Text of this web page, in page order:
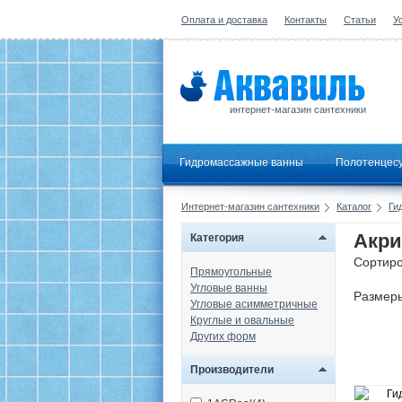
Оплата и доставка Контакты Статьи
интернет-магазин сантехники
Гидромассажные ванны
Интернет-магазин сантехники Каталог
Категория
Прямоугольные
Угловые ванны
Угловые асимметричные
Круглые и овальные
Других форм
Производители